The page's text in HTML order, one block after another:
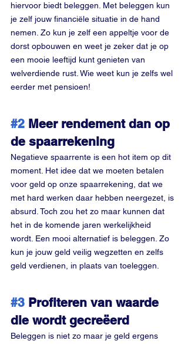
hiervoor biedt beleggen. Met beleggen kun
je zelf jouw financiële situatie in de hand
nemen. Zo kun je zelf een appeltje voor de
dorst opbouwen en weet je zeker dat je op
een mooie leeftijd kunt genieten van
welverdiende rust. Wie weet kun je zelfs wel
eerder met pensioen!
#2 Meer rendement dan op
de spaarrekening
Negatieve spaarrente is een hot item op dit
moment. Het idee dat we moeten betalen
voor geld op onze spaarrekening, dat we
met hard werken daar hebben neergezet, is
absurd. Toch zou het zo maar kunnen dat
het in de komende jaren werkelijkheid
wordt. Een mooi alternatief is beleggen. Zo
kun je jouw geld veilig wegzetten en zelfs
geld verdienen, in plaats van toeleggen.
#3 Profiteren van waarde
die wordt gecreëerd
Beleggen is niet zo maar je geld ergens